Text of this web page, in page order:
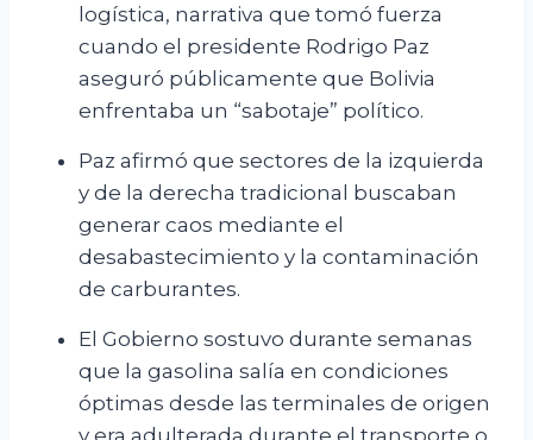
logística, narrativa que tomó fuerza
cuando el presidente Rodrigo Paz
aseguró públicamente que Bolivia
enfrentaba un “sabotaje” político.
Paz afirmó que sectores de la izquierda
y de la derecha tradicional buscaban
generar caos mediante el
desabastecimiento y la contaminación
de carburantes.
El Gobierno sostuvo durante semanas
que la gasolina salía en condiciones
óptimas desde las terminales de origen